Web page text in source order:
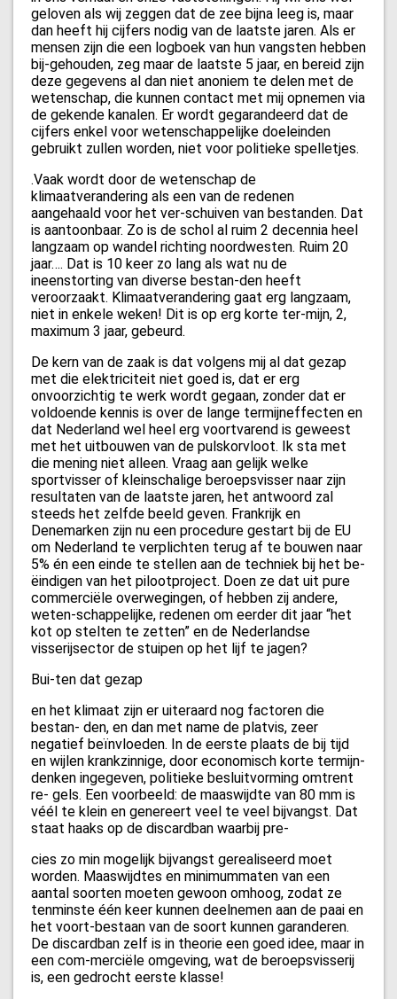
geloven als wij zeggen dat de zee bijna leeg is, maar
dan heeft hij cijfers nodig van de laatste jaren. Als er
mensen zijn die een logboek van hun vangsten hebben
bij-gehouden, zeg maar de laatste 5 jaar, en bereid zijn
deze gegevens al dan niet anoniem te delen met de
wetenschap, die kunnen contact met mij opnemen via
de gekende kanalen. Er wordt gegarandeerd dat de
cijfers enkel voor wetenschappelijke doeleinden
gebruikt zullen worden, niet voor politieke spelletjes.
.Vaak wordt door de wetenschap de
klimaatverandering als een van de redenen
aangehaald voor het ver-schuiven van bestanden. Dat
is aantoonbaar. Zo is de schol al ruim 2 decennia heel
langzaam op wandel richting noordwesten. Ruim 20
jaar…. Dat is 10 keer zo lang als wat nu de
ineenstorting van diverse bestan-den heeft
veroorzaakt. Klimaatverandering gaat erg langzaam,
niet in enkele weken! Dit is op erg korte ter-mijn, 2,
maximum 3 jaar, gebeurd.
De kern van de zaak is dat volgens mij al dat gezap
met die elektriciteit niet goed is, dat er erg
onvoorzichtig te werk wordt gegaan, zonder dat er
voldoende kennis is over de lange termijneffecten en
dat Nederland wel heel erg voortvarend is geweest
met het uitbouwen van de pulskorvloot. Ik sta met
die mening niet alleen. Vraag aan gelijk welke
sportvisser of kleinschalige beroepsvisser naar zijn
resultaten van de laatste jaren, het antwoord zal
steeds het zelfde beeld geven. Frankrijk en
Denemarken zijn nu een procedure gestart bij de EU
om Nederland te verplichten terug af te bouwen naar
5% én een einde te stellen aan de techniek bij het be-
ëindigen van het pilootproject. Doen ze dat uit pure
commerciële overwegingen, of hebben zij andere,
weten-schappelijke, redenen om eerder dit jaar “het
kot op stelten te zetten” en de Nederlandse
visserijsector de stuipen op het lijf te jagen?
Bui-ten dat gezap
en het klimaat zijn er uiteraard nog factoren die
bestan- den, en dan met name de platvis, zeer
negatief beïnvloeden. In de eerste plaats de bij tijd
en wijlen krankzinnige, door economisch korte termijn-
denken ingegeven, politieke besluitvorming omtrent
re- gels. Een voorbeeld: de maaswijdte van 80 mm is
véél te klein en genereert veel te veel bijvangst. Dat
staat haaks op de discardban waarbij pre-
cies zo min mogelijk bijvangst gerealiseerd moet
worden. Maaswijdtes en minimummaten van een
aantal soorten moeten gewoon omhoog, zodat ze
tenminste één keer kunnen deelnemen aan de paai en
het voort-bestaan van de soort kunnen garanderen.
De discardban zelf is in theorie een goed idee, maar in
een com-merciële omgeving, wat de beroepsvisserij
is, een gedrocht eerste klasse!